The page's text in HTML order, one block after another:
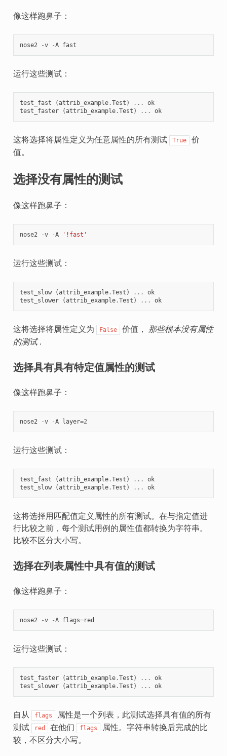
像这样跑鼻子：
nose2 -v -A fast
运行这些测试：
test_fast (attrib_example.Test ) ...
ok
test_faster
(attrib_example.Test ) ... ok
这将选择将属性定义为任意属性的所有测试 True
价
值。
选择没有属性的测试
像这样跑鼻子：
nose2 -v -A '!fast'
运行这些测试：
test_slow (attrib_example.Test ) ...
ok
test_slower
(attrib_example.Test ) ... ok
这将选择将属性定义为 False 价值，
那些根本没有属性
的测试.
选择具有具有特定值属性的测试
像这样跑鼻子：
nose2 -v -A layer=2
运行这些测试：
test_fast (attrib_example.Test ) ...
ok
test_slow
(attrib_example.Test ) ... ok
这将选择用匹配值定义属性的所有测试。在与指定值进
行比较之前，每个测试用例的属性值都转换为字符串。
比较不区分大小写。
选择在列表属性中具有值的测试
像这样跑鼻子：
nose2 -v -A flags=red
运行这些测试：
test_faster (attrib_example.Test ) ...
ok
test_slower
(attrib_example.Test ) ... ok
自从 flags
属性是一个列表，此测试选择具有值的所有
测试
red 在他们 flags
属性。字符串转换后完成的比
较，不区分大小写。